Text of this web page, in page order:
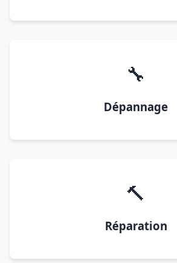
🔧
Dépannage
🔨
Réparation